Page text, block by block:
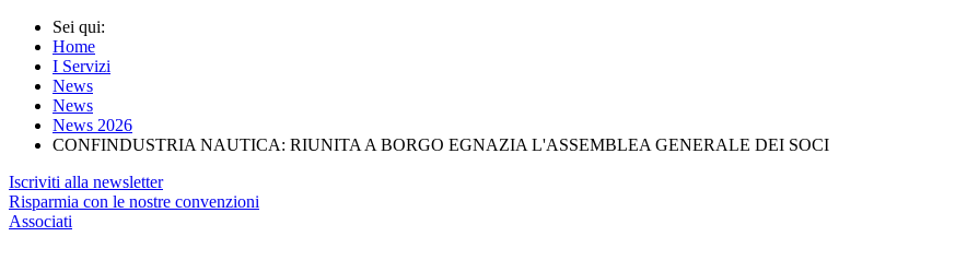
Sei qui:
Home
I Servizi
News
News
News 2026
CONFINDUSTRIA NAUTICA: RIUNITA A BORGO EGNAZIA L'ASSEMBLEA GENERALE DEI SOCI
Iscriviti alla newsletter
Risparmia con le nostre convenzioni
Associati